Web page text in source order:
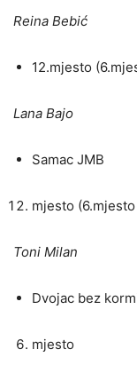
Reina Bebić
12.mjesto
Lana Bajo
Samac JMB
mjesto
Toni Milan
Dvojac bez
mjesto